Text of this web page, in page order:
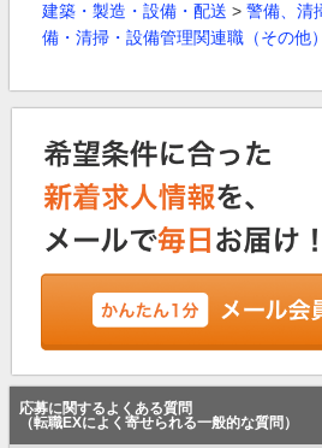
建築・製造・設備・配送 > 警備、清
備・清掃・設備管理関連職（その他）
応募に関するよくある質問
（転職EXによく寄せられる一般的な質問）